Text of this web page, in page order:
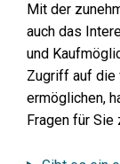
Mit der
auch das
und
Zugriff auf die
ermöglichen,
Fragen für